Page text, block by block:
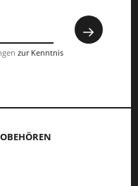
zur Kenntnis